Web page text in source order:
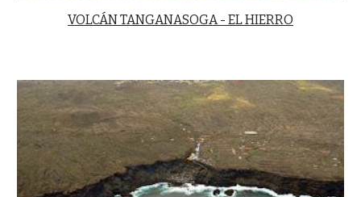
VOLCÁN TANGANASOGA - EL HIERRO